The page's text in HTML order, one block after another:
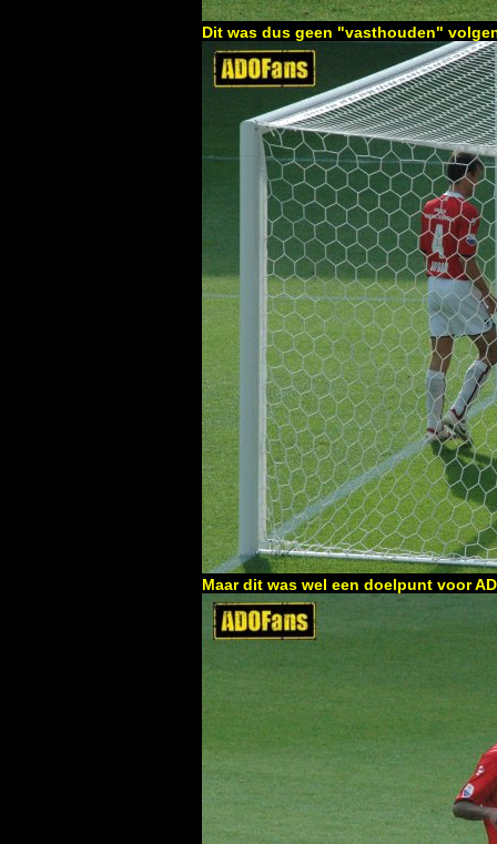
Dit was dus geen "vasthouden"
Maar dit was wel een doelpunt voor